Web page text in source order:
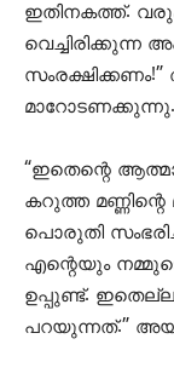
ഇതിനകത്ത്.
മാറോടണക്കുന്നു.
“ഇതെന്റെ
കറുത്ത
പൊരുതി
എന്റെയും
ഉപ്പുണ്ട്.
പറയുന്നത്.”